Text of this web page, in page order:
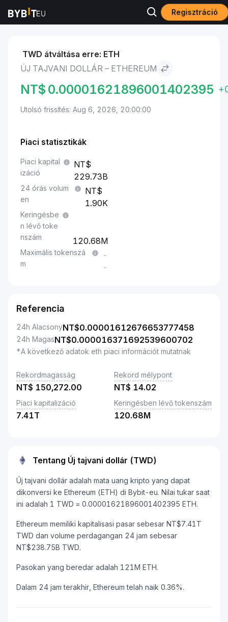
Regisztráció
Piacok Ethereum ára ETH Új tajvani dollár to Ethereum
TWD átváltása erre: ETH
ÚJ TAJVANI DOLLÁR – ETHEREUM
NT$ 0.00001621896001402395
Utolsó frissítés: Aug 6, 2026, 20:00:00
Piaci statisztikák
Piaci kapital
izáció
229.73B
24 órás volum
en
1.90K
Keringésbe
n lévő toke
nszám
120.68M
Maximális tokenszá
m
-
-
Referencia
24h AlacsonyNT$0.00001612676653777458
24h MagasNT$0.000016371692539600702
*A következő adatok eth piaci információt mutatnak
Rekordmagasság
NT$ 150,272.00
Rekord mélypont
NT$ 14.02
Piaci kapitalizáció
7.41T
Keringésben lévő tokenszám
120.68M
Tentang Új tajvani dollár (TWD)
Új tajvani dollár adalah mata uang kripto yang dapat
dikonversi ke Ethereum (ETH) di Bybit-eu. Nilai tukar saat
ini adalah 1 TWD = 0.00001621896001402395 ETH.
Ethereum memiliki kapitalisasi pasar sebesar NT$7.41T
TWD dan volume perdagangan 24 jam sebesar
NT$238.75B TWD.
Pasokan yang beredar adalah 121M ETH.
Dalam 24 jam terakhir, Ethereum telah naik 0.36%.